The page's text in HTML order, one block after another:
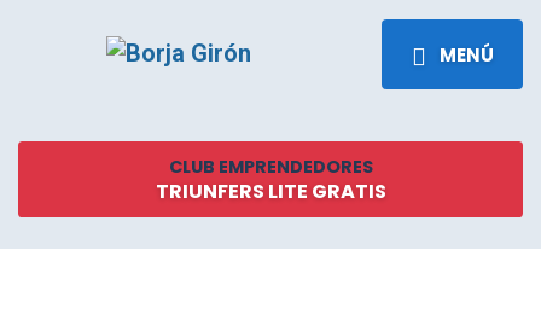
MENÚ
CLUB EMPRENDEDORES
TRIUNFERS LITE GRATIS